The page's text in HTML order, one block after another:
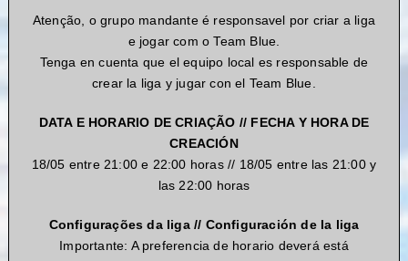
Atenção, o grupo mandante é responsavel por criar a liga
ejogar com o Team Blue.
Tenga en cuenta que el equipo local es responsable de
crear la liga y jugar con el Team Blue.
DATA E HORARIO DE CRIAÇÃO // FECHA Y HORA DE
CREACIÓN
18/05 entre 21:00 e 22:00 horas // 18/05 entre las 21:00 y
las 22:00 horas
Configurações da liga // Configuración de la liga
Importante: A preferencia de horario deverá está